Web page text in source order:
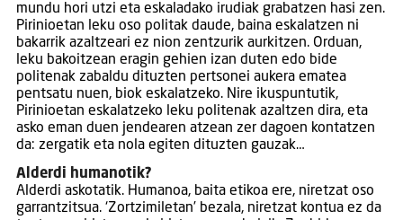
mundu hori utzi eta eskaladako irudiak grabatzen hasi zen.
Pirinioetan leku oso politak daude, baina eskalatzen ni
bakarrik azaltzeari ez nion zentzurik aurkitzen. Orduan,
leku bakoitzean eragin gehien izan duten edo bide
politenak zabaldu dituzten pertsonei aukera ematea
pentsatu nuen, biok eskalatzeko. Nire ikuspuntutik,
Pirinioetan eskalatzeko leku politenak azaltzen dira, eta
asko eman duen jendearen atzean zer dagoen kontatzen
da: zergatik eta nola egiten dituzten gauzak…
Alderdi humanotik?
Alderdi askotatik. Humanoa, baita etikoa ere, niretzat oso
garrantzitsua. ‘Zortzimiletan’ bezala, niretzat kontua ez da